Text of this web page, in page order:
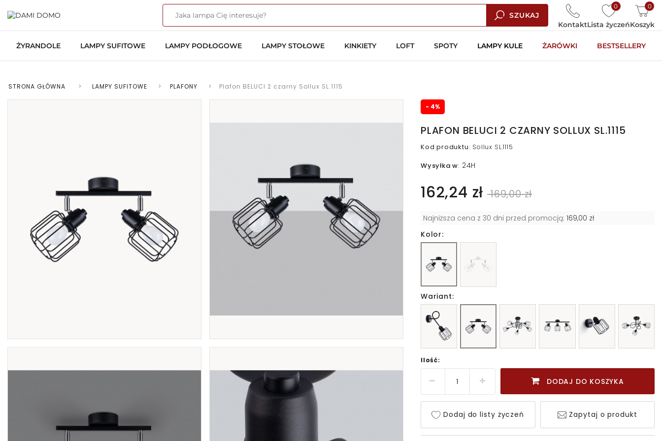
SZUKAJ
0
Lista życzeń
0
Koszyk
Kontakt
ŻYRANDOLE LAMPY SUFITOWE LAMPY PODŁOGOWE LAMPY STOŁOWE KINKIETY LOFT SPOTY LAMPY KULE ŻARÓWKI BESTSELLERY
STRONA GŁÓWNA > LAMPY SUFITOWE > PLAFONY > Plafon BELUCI 2 czarny Sollux SL.1115
- 4%
PLAFON BELUCI 2 CZARNY SOLLUX SL.1115
Kod produktu: Sollux SL.1115
Wysyłka w: 24H
162,24 zł 169,00 zł
Najniższa cena z 30 dni przed promocją: 169,00 zł
Kolor:
Wariant:
Ilość:
DODAJ DO KOSZYKA
Dodaj do listy życzeń Zapytaj o produkt